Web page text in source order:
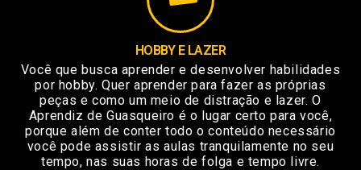
HOBBY E LAZER
Você que busca aprender e desenvolver habilidades
por hobby. Quer aprender para fazer as próprias
peças e como um meio de distração e lazer. O
Aprendiz de Guasqueiro é o lugar certo para você,
porque além de conter todo o conteúdo necessário
você pode assistir as aulas tranquilamente no seu
tempo, nas suas horas de folga e tempo livre.